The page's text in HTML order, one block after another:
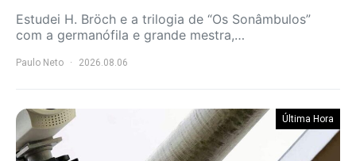
Estudei H. Bröch e a trilogia de “Os Sonâmbulos”
com a germanófila e grande mestra,…
Paulo Neto 2026.08.06
Última Hora